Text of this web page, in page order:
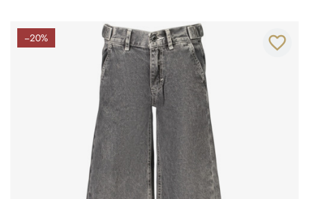
−20% favorite_border